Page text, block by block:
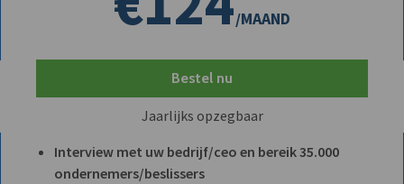
/MAAND
Bestel nu
Jaarlijks opzegbaar
Interview met uw bedrijf/ceo en bereik 35.000
ondernemers/beslissers